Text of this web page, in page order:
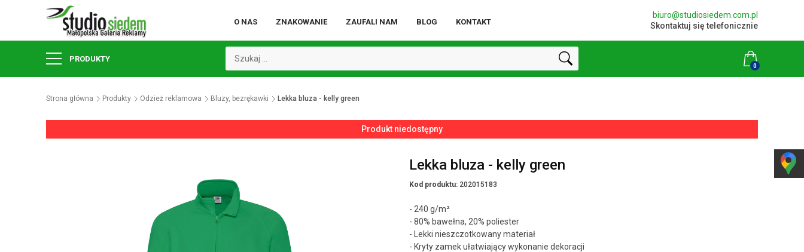
O NAS ZNAKOWANIE ZAUFALI NAM BLOG KONTAKT
biuro@studiosiedem.com.pl
Skontaktuj się telefonicznie
PRODUKTY
0
Strona główna Produkty Odzież reklamowa Bluzy, bezrękawki Lekka bluza - kelly green
Produkt niedostępny
Lekka bluza - kelly green
Kod produktu: 202015183
- 240 g/m²
- 80% bawełna, 20% poliester
- Lekki nieszczotkowany materiał
- Kryty zamek ułatwiający wykonanie dekoracji